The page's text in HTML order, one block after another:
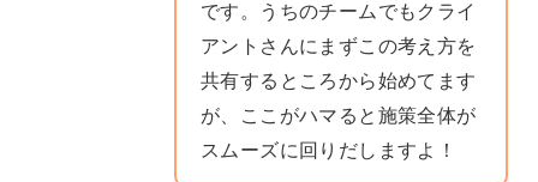
です。うちのチームでもクライ
アントさんにまずこの考え方を
共有するところから始めてます
が、ここがハマると施策全体が
スムーズに回りだしますよ！